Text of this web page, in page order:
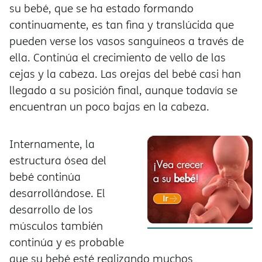
su bebé, que se ha estado formando
continuamente, es tan fina y translúcida que
pueden verse los vasos sanguíneos a través de
ella. Continúa el crecimiento de vello de las
cejas y la cabeza. Las orejas del bebé casi han
llegado a su posición final, aunque todavía se
encuentran un poco bajas en la cabeza.
Internamente, la
estructura ósea del
bebé continúa
desarrollándose. El
desarrollo de los
músculos también
continúa y es probable
que su bebé esté realizando muchos